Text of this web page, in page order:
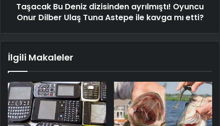
Taşacak Bu Deniz dizisinden ayrılmıştı! Oyuncu
Onur Dilber Ulaş Tuna Astepe ile kavga mı etti?
İlgili Makaleler